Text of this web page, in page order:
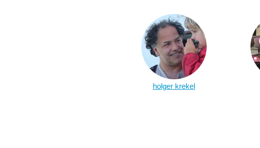
holger krekel